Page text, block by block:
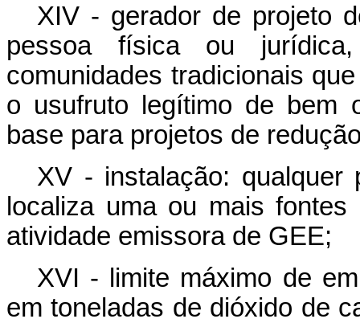
XIV - gerador de projeto
pessoa física ou
comunidades tradicionais
o usufruto legítimo de bem
base para projetos de
XV - instalação: qualquer
localiza uma ou mais fontes
atividade emissora de GEE;
XVI - limite máximo de
em toneladas de dióxido de